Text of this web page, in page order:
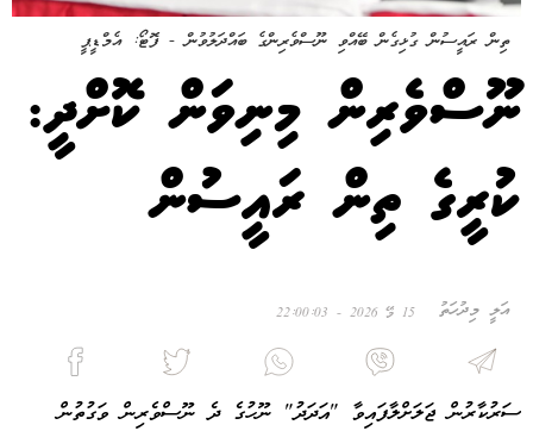
ތިން ރައީސުން ގުޅިގެން ބޭއްވި ނޫސްވެރިންގެ ބައްދަލުވުން - ފޮޓޯ: އެމްޑީޕީ
ނޫސްވެރިން މިނިވަން ކޮށްދީ:
ކުރީގެ ތިން ރައީސުން
އަލީ މިދުހަތު 15 މޭ 2026 - 22:00:03
ސަރުކާރުން ޖަލަށްލާފައިވާ "އަދަދު" ނޫހުގެ ދެ ނޫސްވެރިން ވަގުތުން